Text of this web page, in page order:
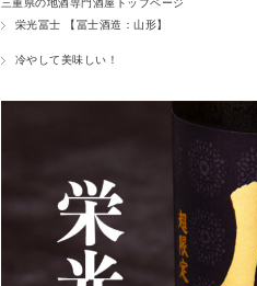
三重県の地酒専門酒屋トップページ
栄光冨士 【冨士酒造：山形】
冷やして美味しい！